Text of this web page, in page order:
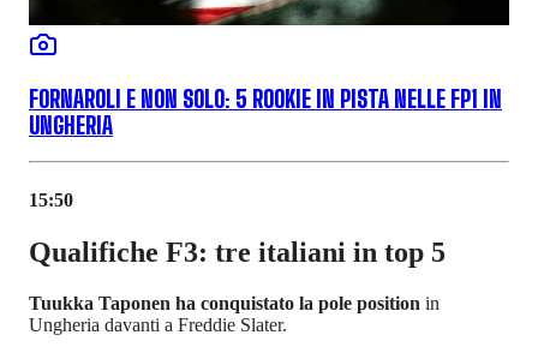
FORNAROLI E NON SOLO: 5 ROOKIE IN PISTA NELLE FP1 IN
UNGHERIA
15:50
Qualifiche F3: tre italiani in top 5
Tuukka Taponen ha conquistato la pole position in
Ungheria davanti a Freddie Slater.